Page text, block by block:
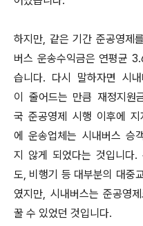
하지만, 같은 기간 준공영제
버스 운송수익금은 연평균
습니다. 다시 말하자면 시
이 줄어드는 만큼 재정지원
국 준공영제 시행 이후에
에 운송업체는 시내버스 승
지 않게 되었다는 것입니다
도, 비행기 등 대부분의 대중
였지만, 시내버스는 준공영
꿀 수 있었던 것입니다.